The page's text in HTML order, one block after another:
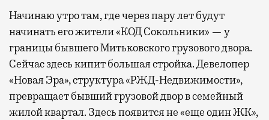
Начинаю утро там, где через пару лет будут
начинать его жители «КОД Сокольники» — у
границы бывшего Митьковского грузового двора.
Сейчас здесь кипит большая стройка. Девелопер
«Новая Эра», структура «РЖД-Недвижимости»,
превращает бывший грузовой двор в семейный
жилой квартал. Здесь появится не «еще один ЖК»,